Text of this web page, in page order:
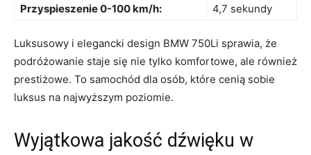
Przyspieszenie​ 0-100 km/h:
4,7 sekundy
Luksusowy i elegancki design BMW 750Li sprawia, że
⁤podróżowanie ​staje się⁤ nie tylko komfortowe, ale również⁣
prestiżowe. To⁤ samochód dla osób, które cenią sobie
luksus na ​najwyższym poziomie.
Wyjątkowa jakość dźwięku ⁢w